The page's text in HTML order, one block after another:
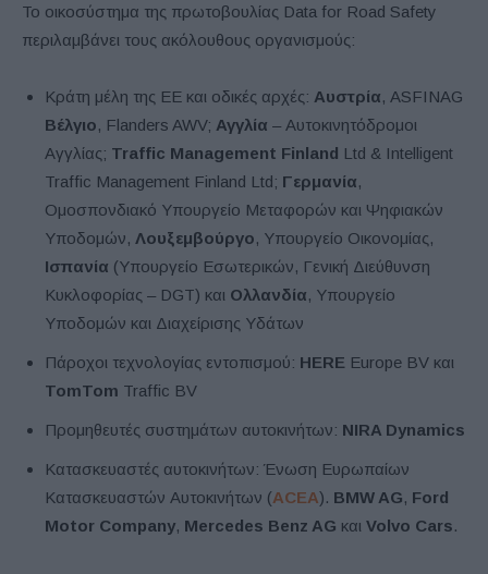
Το οικοσύστημα της πρωτοβουλίας Data for Road Safety
περιλαμβάνει τους ακόλουθους οργανισμούς:
Κράτη μέλη της ΕΕ και οδικές αρχές: Αυστρία, ASFINAG
Βέλγιο, Flanders AWV; Αγγλία – Αυτοκινητόδρομοι
Αγγλίας; Traffic Management Finland Ltd & Intelligent
Traffic Management Finland Ltd; Γερμανία,
Ομοσπονδιακό Υπουργείο Μεταφορών και Ψηφιακών
Υποδομών, Λουξεμβούργο, Υπουργείο Οικονομίας,
Ισπανία (Υπουργείο Εσωτερικών, Γενική Διεύθυνση
Κυκλοφορίας – DGT) και Ολλανδία, Υπουργείο
Υποδομών και Διαχείρισης Υδάτων
Πάροχοι τεχνολογίας εντοπισμού: HERE Europe BV και
TomTom Traffic BV
Προμηθευτές συστημάτων αυτοκινήτων: NIRA Dynamics
Κατασκευαστές αυτοκινήτων: Ένωση Ευρωπαίων
Κατασκευαστών Αυτοκινήτων (ACEA). BMW AG, Ford
Motor Company, Mercedes Benz AG και Volvo Cars.